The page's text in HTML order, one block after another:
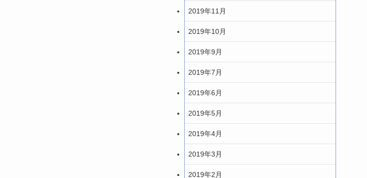
2019年11月
2019年10月
2019年9月
2019年7月
2019年6月
2019年5月
2019年4月
2019年3月
2019年2月